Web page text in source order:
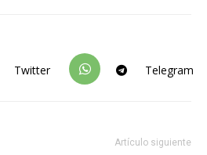
Twitter Telegram
Artículo siguiente